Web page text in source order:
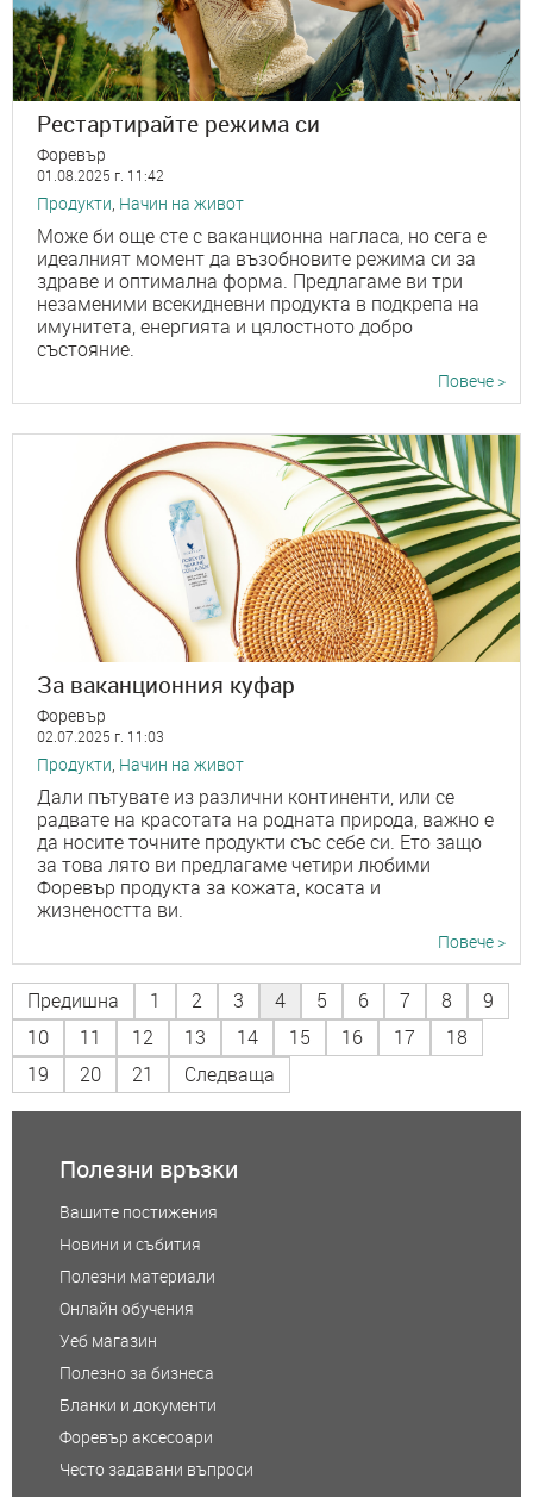
Рестартирайте режима си
Форевър
01.08.2025 г. 11:42
Продукти, Начин на живот
Може би още сте с ваканционна нагласа, но сега е
идеалният момент да възобновите режима си за
здраве и оптимална форма. Предлагаме ви три
незаменими всекидневни продукта в подкрепа на
имунитета, енергията и цялостното добро
състояние.
Повече >
За ваканционния куфар
Форевър
02.07.2025 г. 11:03
Продукти, Начин на живот
Дали пътувате из различни континенти, или се
радвате на красотата на родната природа, важно е
да носите точните продукти със себе си. Ето защо
за това лято ви предлагаме четири любими
Форевър продукта за кожата, косата и
жизнеността ви.
Повече >
Предишна 1 2 3 4 5 6 7 8
9
10
11 12 13 14 15 16 17
18
19
20 21 Следваща
Полезни връзки
Вашите постижения
Новини и събития
Полезни материали
Онлайн обучения
Уеб магазин
Полезно за бизнеса
Бланки и документи
Форевър аксесоари
Често задавани въпроси